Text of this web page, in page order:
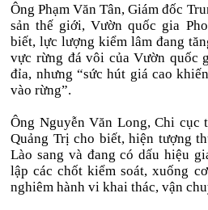
Ông Phạm Văn Tân, Giám đốc
sản thế giới, Vườn quốc gia
biết, lực lượng kiểm lâm đang
vực rừng đá vôi của Vườn quốc
đỉa, nhưng “sức hút giá cao
vào rừng”.
Ông Nguyễn Văn Long, Chi cục
Quảng Trị cho biết, hiện tượng
Lào sang và đang có dấu hiệu
lập các chốt kiểm soát, xuống
nghiêm hành vi khai thác, vận